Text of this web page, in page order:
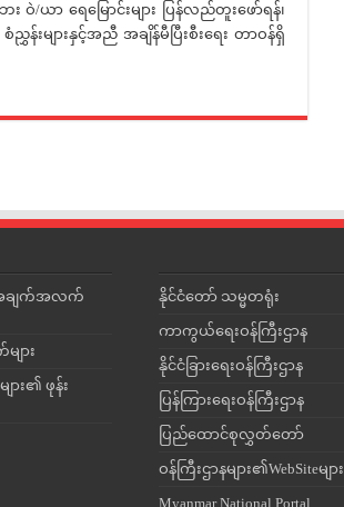
/ယာ ရေမြောင်းများ ပြန်လည်တူးဖော်ရန်၊
းများနှင့်အညီ အချိန်မီပြီးစီးရေး တာဝန်ရှိ
ချက်အလက်
ျား
ား၏ ဖုန်း
နိုင်ငံတော် သမ္မတရုံး
ကာကွယ်ရေးဝန်ကြီးဌာန
နိုင်ငံခြားရေးဝန်ကြီးဌာန
ပြန်ကြားရေးဝန်ကြီးဌာန
ပြည်ထောင်စုလွှတ်တော်
ဝန်ကြီးဌာနများ၏WebSiteများ
Myanmar National Portal